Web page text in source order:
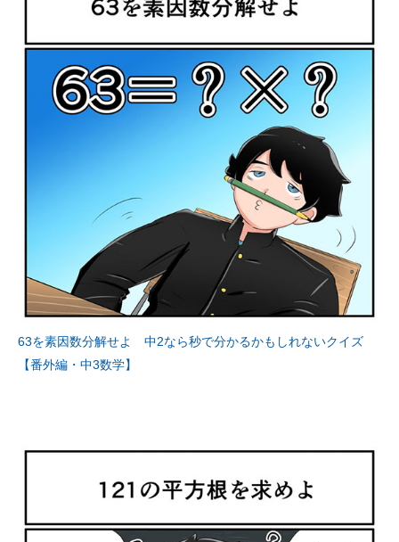
63を素因数分解せよ 中2なら秒で分かるかもしれないクイズ
【番外編・中3数学】